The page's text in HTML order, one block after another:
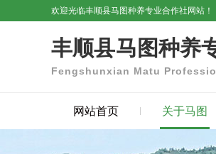
欢迎光临丰顺县马图种养专业合作社网站！
丰顺县马图种养
Fengshunxian Matu
网站首页 关于马图